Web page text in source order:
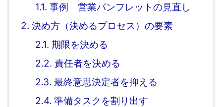
1.1. 事例 営業パンフレットの見直し
2. 決め方（決めるプロセス）の要素
2.1. 期限を決める
2.2. 責任者を決める
2.3. 最終意思決定者を抑える
2.4. 準備タスクを割り出す